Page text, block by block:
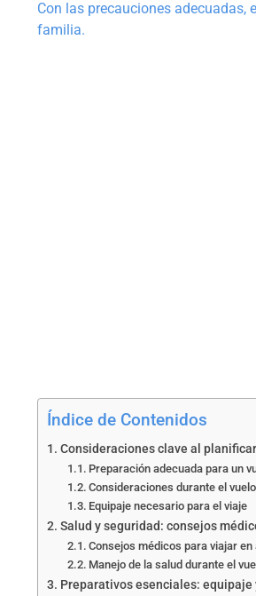
Con las precauciones adecuadas,
familia.
Índice de Contenidos
Consideraciones clave al
Preparación adecuada para un
Consideraciones durante el vuelo
Equipaje necesario para el viaje
Salud y seguridad: consejos
Consejos médicos para viajar
Manejo de la salud durante el
Preparativos esenciales: